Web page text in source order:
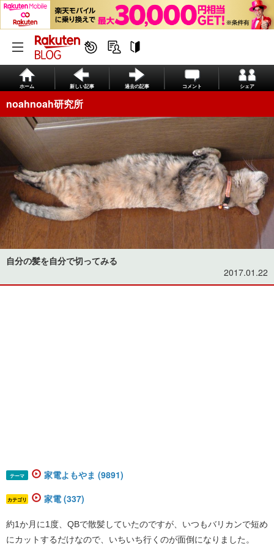
ホーム 新しい記事 過去の記事 コメント シェア
noahnoah研究所
自分の髪を自分で切ってみる
2017.01.22
テーマ 家電よもやま (9891)
カテゴリ 家電 (337)
約1か月に1度、QBで散髪していたのですが、いつもバリカンで短め
にカットするだけなので、いちいち行くのが面倒になりました。